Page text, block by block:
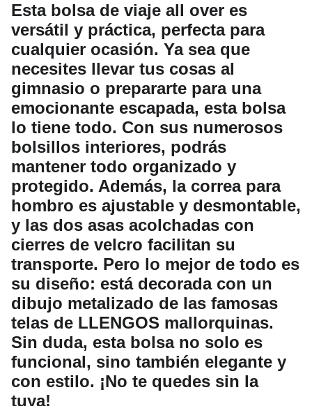
Esta bolsa de viaje all over es
versátil y práctica, perfecta para
cualquier ocasión. Ya sea que
necesites llevar tus cosas al
gimnasio o prepararte para una
emocionante escapada, esta bolsa
lo tiene todo. Con sus numerosos
bolsillos interiores, podrás
mantener todo organizado y
protegido. Además, la correa para
hombro es ajustable y desmontable,
y las dos asas acolchadas con
cierres de velcro facilitan su
transporte. Pero lo mejor de todo es
su diseño: está decorada con un
dibujo metalizado de las famosas
telas de LLENGOS mallorquinas.
Sin duda, esta bolsa no solo es
funcional, sino también elegante y
con estilo. ¡No te quedes sin la
tuya!